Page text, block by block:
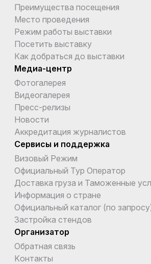
Преимущества посещения
Место проведения
Режим работы выставки
Посетить выставку
Как добраться до выставки
Медиа-центр
Фотогалерея
Видеогалерея
Пресс-релизы
Новости
Аккредитация журналистов
Сервисы и поддержка
Визовый Режим
Официальный Тур Оператор
Доставка груза и Таможенные
Информация о стране
Официальный каталог (по
Застройка стендов
Организатор
Обратная связь
Kонтакты